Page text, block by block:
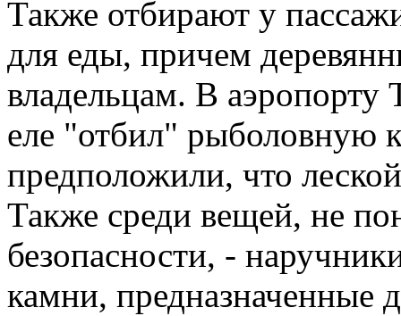
Также отбирают у
для еды, причем
владельцам. В аэропорту
еле "отбил" рыболовную
предположили, что
Также среди вещей, не
безопасности, -
камни, предназначенные